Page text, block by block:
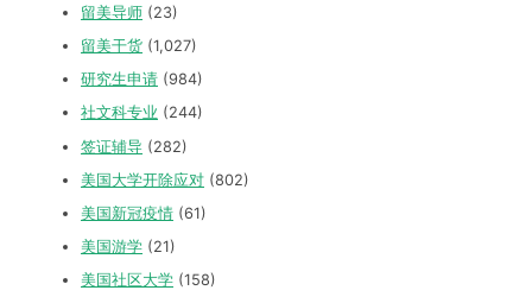
留美导师 (23)
留美干货 (1,027)
研究生申请 (984)
社文科专业 (244)
签证辅导 (282)
美国大学开除应对 (802)
美国新冠疫情 (61)
美国游学 (21)
美国社区大学 (158)